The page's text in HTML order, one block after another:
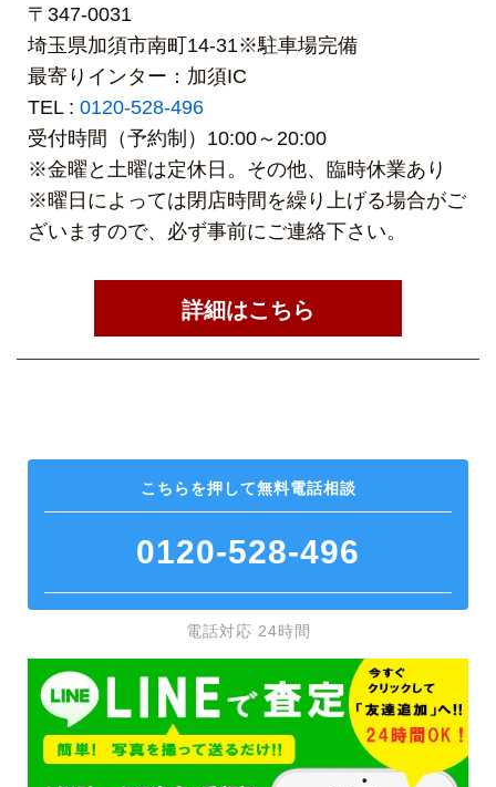
〒347-0031
埼玉県加須市南町14-31※駐車場完備
最寄りインター：加須IC
TEL : 0120-528-496
受付時間（予約制）10:00～20:00
※金曜と土曜は定休日。その他、臨時休業あり
※曜日によっては閉店時間を繰り上げる場合がご
ざいますので、必ず事前にご連絡下さい。
詳細はこちら
こちらを押して無料電話相談
0120-528-496
電話対応 24時間